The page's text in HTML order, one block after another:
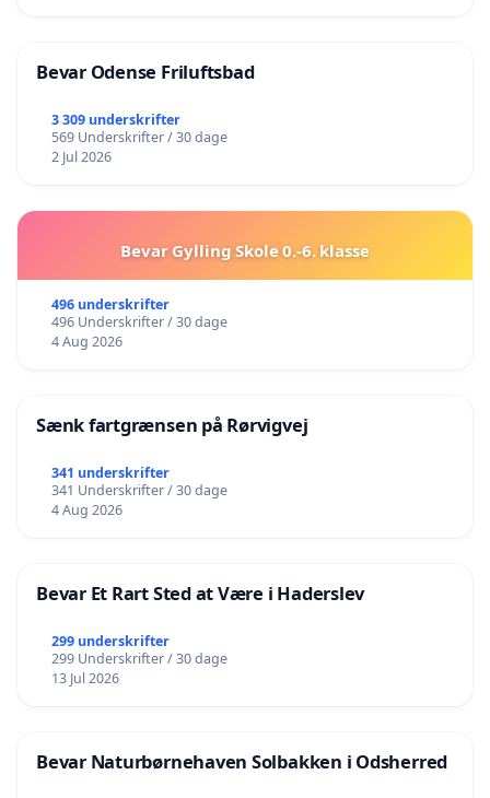
Bevar Odense Friluftsbad
3 309 underskrifter
569 Underskrifter / 30 dage
2 Jul 2026
Bevar Gylling Skole 0.-6. klasse
496 underskrifter
496 Underskrifter / 30 dage
4 Aug 2026
Sænk fartgrænsen på Rørvigvej
341 underskrifter
341 Underskrifter / 30 dage
4 Aug 2026
Bevar Et Rart Sted at Være i Haderslev
299 underskrifter
299 Underskrifter / 30 dage
13 Jul 2026
Bevar Naturbørnehaven Solbakken i Odsherred